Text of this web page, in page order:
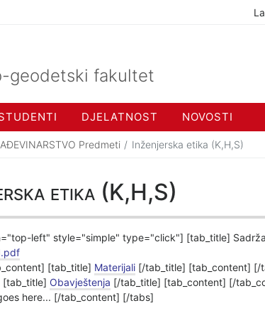
geodetski fakultet
DJELATNOST NOVOSTI
Predmeti Inženjerska etika (K,H,S)
etika (K,H,S)
left" style="simple" type="click"] [tab_title]
[tab_title] Materijali [/tab_title] [tab_content] [/
[tab_title] Obavještenja [/tab_title] [tab_content] [/
here... [/tab_content] [/tabs]